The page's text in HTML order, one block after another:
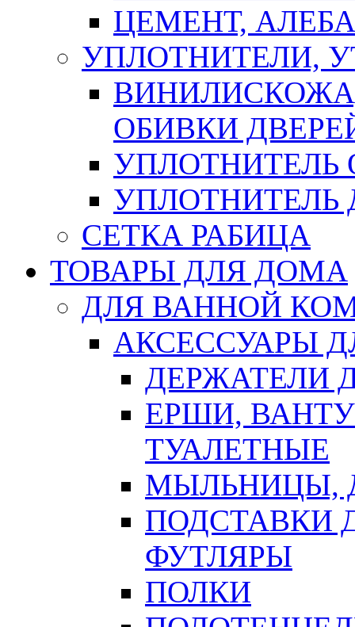
ЦЕМЕНТ,
УПЛОТНИТЕЛИ,
ОБИВКИ
УПЛОТНИТЕЛЬ
СЕТКА РАБИЦА
ТОВАРЫ ДЛЯ ДОМА
ДЛЯ ВАННОЙ
АКСЕССУАРЫ
ДЕРЖАТЕЛИ
ЕРШИ,
ТУАЛЕТНЫЕ
МЫЛЬНИЦЫ,
ПОДСТАВКИ
ФУТЛЯРЫ
ПОЛКИ